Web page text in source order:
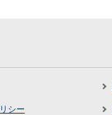
シー